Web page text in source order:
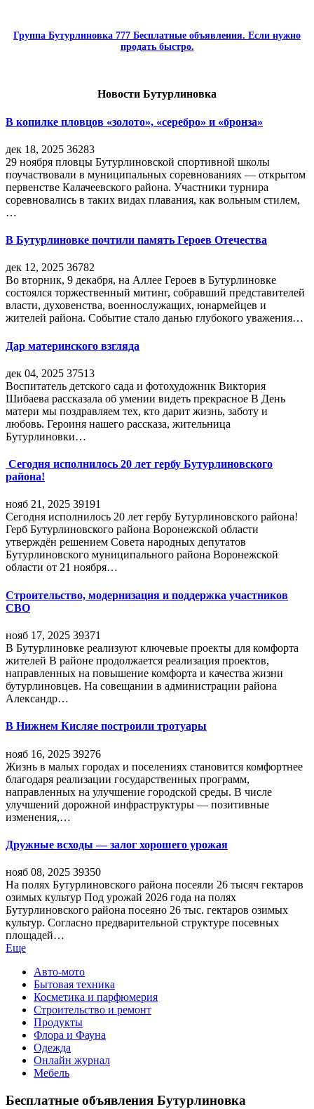
Группа Бутурлиновка 777 Бесплатные объявления. Если нужно
продать быстро.
Новости Бутурлиновка
В копилке пловцов «золото», «серебро» и «бронза»
дек 18, 2025 36283
29 ноября пловцы Бутурлиновской спортивной школы
поучаствовали в муниципальных соревнованиях — открытом
первенстве Калачеевского района. Участники турнира
соревновались в таких видах плавания, как вольным стилем,
…
В Бутурлиновке почтили память Героев Отечества
дек 12, 2025 36782
Во вторник, 9 декабря, на Аллее Героев в Бутурлиновке
состоялся торжественный митинг, собравший представителей
власти, духовенства, военнослужащих, юнармейцев и
жителей района. Событие стало данью глубокого уважения…
Дар материнского взгляда
дек 04, 2025 37513
Воспитатель детского сада и фотохудожник Виктория
Шибаева рассказала об умении видеть прекрасное В День
матери мы поздравляем тех, кто дарит жизнь, заботу и
любовь. Героиня нашего рассказа, жительница
Бутурлиновки…
Сегодня исполнилось 20 лет гербу Бутурлиновского
района!
нояб 21, 2025 39191
Сегодня исполнилось 20 лет гербу Бутурлиновского района!
Герб Бутурлиновского района Воронежской области
утверждён решением Совета народных депутатов
Бутурлиновского муниципального района Воронежской
области от 21 ноября…
Строительство, модернизация и поддержка участников
СВО
нояб 17, 2025 39371
В Бутурлиновке реализуют ключевые проекты для комфорта
жителей В районе продолжается реализация проектов,
направленных на повышение комфорта и качества жизни
бутурлиновцев. На совещании в администрации района
Александр…
В Нижнем Кисляе построили тротуары
нояб 16, 2025 39276
Жизнь в малых городах и поселениях становится комфортнее
благодаря реализации государственных программ,
направленных на улучшение городской среды. В числе
улучшений дорожной инфраструктуры — позитивные
изменения,…
Дружные всходы — залог хорошего урожая
нояб 08, 2025 39350
На полях Бутурлиновского района посеяли 26 тысяч гектаров
озимых культур Под урожай 2026 года на полях
Бутурлиновского района посеяно 26 тыс. гектаров озимых
культур. Согласно предварительной структуре посевных
площадей…
Еще
Авто-мото
Бытовая техника
Косметика и парфюмерия
Строительство и ремонт
Продукты
Флора и Фауна
Одежда
Онлайн журнал
Мебель
Бесплатные объявления Бутурлиновка